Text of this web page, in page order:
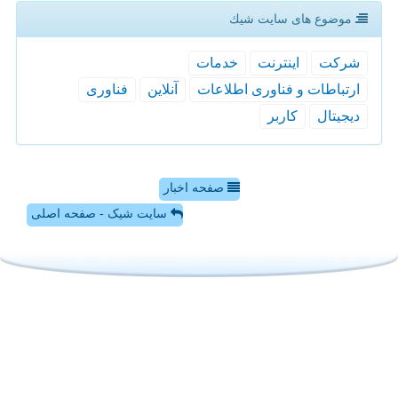
موضوع های سایت شیك
شركت اینترنت
خدمات
ارتباطات و فناوری اطلاعات
آنلاین
فناوری
دیجیتال
كاربر
صفحه اخبار
سایت شیک - صفحه اصلی